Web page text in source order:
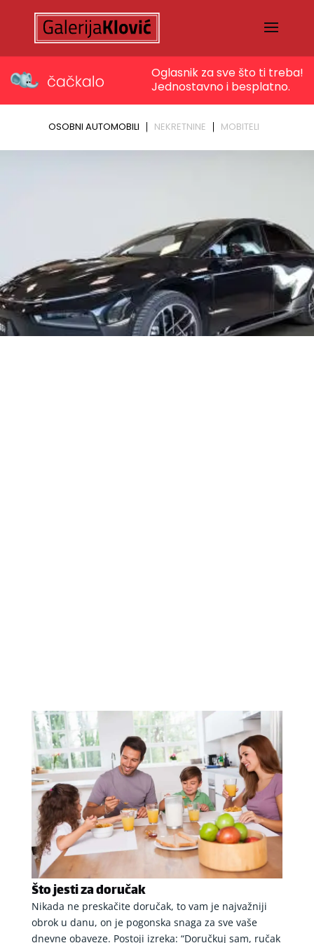
Što jesti za doručak
Nikada ne preskačite doručak, to vam je najvažniji
obrok u danu, on je pogonska snaga za sve vaše
dnevne obaveze. Postoji izreka: “Doručkuj sam, ručak